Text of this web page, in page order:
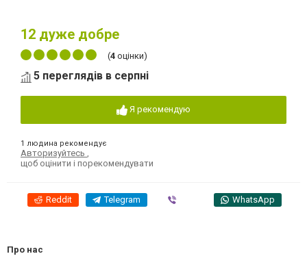
12 дуже добре
(4 оцінки)
5 переглядів в серпні
Я рекомендую
1 людина рекомендує
Авторизуйтесь
щоб оцінити і порекомендувати
Reddit Telegram WhatsApp
Про нас